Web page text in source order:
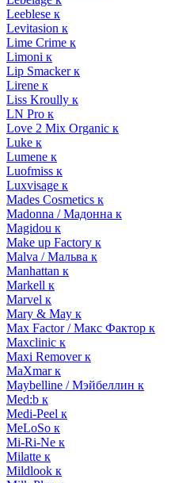
Leeblese к
Levitasion к
Lime Crime к
Limoni к
Lip Smacker к
Lirene к
Liss Kroully к
LN Pro к
Love 2 Mix Organic к
Luke к
Lumene к
Luofmiss к
Luxvisage к
Mades Cosmetics к
Madonna / Мадонна к
Magidou к
Make up Factory к
Malva / Мальва к
Manhattan к
Markell к
Marvel к
Mary & May к
Max Factor / Макс Фактор к
Maxclinic к
Maxi Remover к
MaXmar к
Maybelline / Мэйбеллин к
Med:b к
Medi-Peel к
MeLoSo к
Mi-Ri-Ne к
Milatte к
Mildlook к